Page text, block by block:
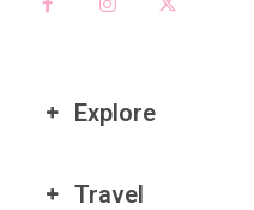
Explore
Travel